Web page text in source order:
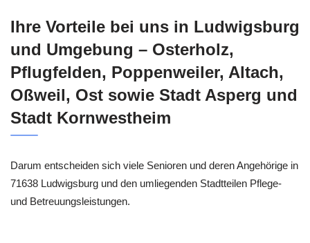
Ihre Vorteile bei uns in Ludwigsburg
und Umgebung – Osterholz,
Pflugfelden, Poppenweiler, Altach,
Oßweil, Ost sowie Stadt Asperg und
Stadt Kornwestheim
Darum entscheiden sich viele Senioren und deren Angehörige in
71638 Ludwigsburg und den umliegenden Stadtteilen Pflege-
und Betreuungsleistungen.